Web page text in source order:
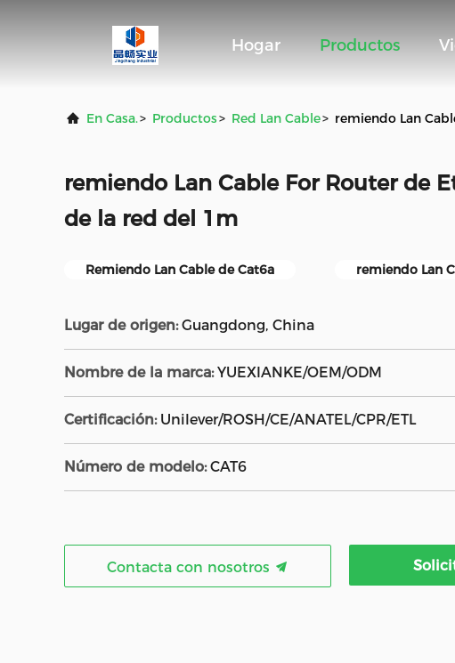
Hogar Productos
En Casa.> Productos> Red Lan Cable> remiendo Lan
remiendo Lan Cable For Router de
de la red del 1m
Remiendo Lan Cable de Cat6a remiendo Lan
Lugar de origen: Guangdong, China
Nombre de la marca: YUEXIANKE/OEM/ODM
Certificación: Unilever/ROSH/CE/ANATEL/CPR/ETL
Número de modelo: CAT6
Contacta con nosotros